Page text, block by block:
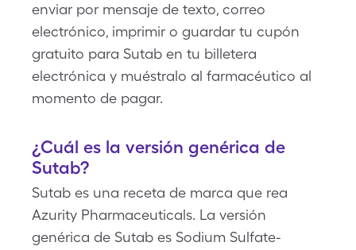
enviar por mensaje de texto, correo
electrónico, imprimir o guardar tu cupón
gratuito para Sutab en tu billetera
electrónica y muéstralo al farmacéutico al
momento de pagar.
¿Cuál es la versión genérica de
Sutab?
Sutab es una receta de marca que rea
Azurity Pharmaceuticals. La versión
genérica de Sutab es Sodium Sulfate-